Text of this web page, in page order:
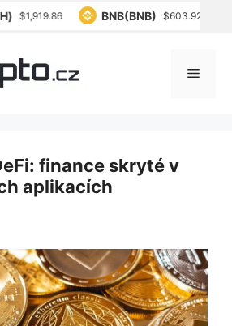
BNB(BNB) $603.92
Menu
finance skryté v
aplikacích